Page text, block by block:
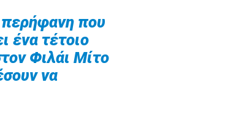
περήφανη που
ένα τέτοιο
Φιλάι Μίτο
να